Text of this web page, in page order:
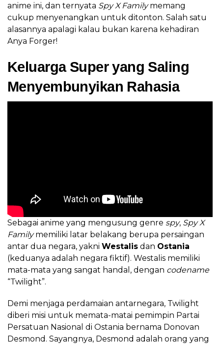
anime ini, dan ternyata Spy X Familymemang
cukup menyenangkan untuk ditonton. Salah satu
alasannya apalagi kalau bukan karena kehadiran
Anya Forger!
Keluarga Super yang Saling
Menyembunyikan Rahasia
Sebagai anime yang mengusung genre spy, Spy X
Familymemiliki latar belakang berupa persaingan
antar dua negara, yakni Westalis dan Ostania
(keduanya adalah negara fiktif). Westalis memiliki
mata-mata yang sangat handal, dengan codename
“Twilight”.
Demi menjaga perdamaian antarnegara, Twilight
diberi misi untuk memata-matai pemimpin Partai
Persatuan Nasional di Ostania bernama Donovan
Desmond. Sayangnya, Desmond adalah orang yang